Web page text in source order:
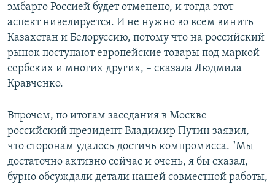
эмбарго Россией будет отменено, и тогда этот
аспект нивелируется. И не нужно во всем винить
Казахстан и Белоруссию, потому что на российский
рынок поступают европейские товары под маркой
сербских и многих других, – сказала Людмила
Кравченко.
Впрочем, по итогам заседания в Москве
российский президент Владимир Путин заявил,
что сторонам удалось достичь компромисса. "Мы
достаточно активно сейчас и очень, я бы сказал,
бурно обсуждали детали нашей совместной работы,